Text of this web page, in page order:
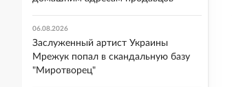
06.08.2026
Заслуженный артист Украины
Мрежук попал в скандальную базу
"Миротворец"